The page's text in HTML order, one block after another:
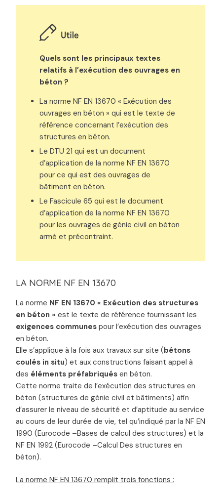
Quels sont les principaux textes
relatifs à l’exécution des ouvrages en
béton ?
La norme NF EN 13670 « Exécution des
ouvrages en béton » qui est le texte de
référence concernant l’exécution des
structures en béton.
Le DTU 21 qui est un document
d’application de la norme NF EN 13670
pour ce qui est des ouvrages de
bâtiment en béton.
Le Fascicule 65 qui est le document
d’application de la norme NF EN 13670
pour les ouvrages de génie civil en béton
armé et précontraint.
LA NORME NF EN 13670
La norme NF EN 13670 « Exécution des structures
en béton » est le texte de référence fournissant les
exigences communes pour l’exécution des ouvrages
en béton.
Elle s’applique à la fois aux travaux sur site (bétons
coulés in situ) et aux constructions faisant appel à
des éléments préfabriqués en béton.
Cette norme traite de l’exécution des structures en
béton (structures de génie civil et bâtiments) afin
d’assurer le niveau de sécurité et d’aptitude au service
au cours de leur durée de vie, tel qu’indiqué par la NF EN
1990 (Eurocode –Bases de calcul des structures) et la
NF EN 1992 (Eurocode –Calcul Des structures en
béton).
La norme NF EN 13670 remplit trois fonctions :